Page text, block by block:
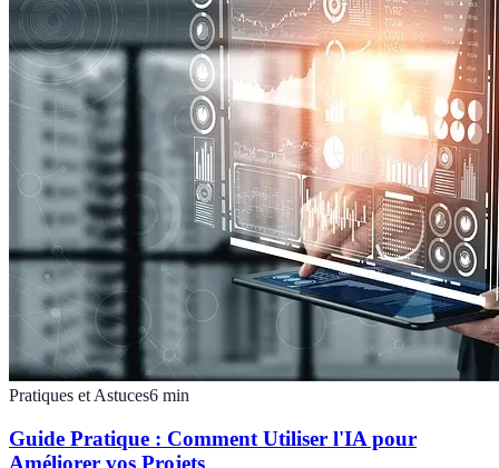
Pratiques et Astuces6 min
Guide Pratique : Comment Utiliser l'IA pour
Améliorer vos Projets